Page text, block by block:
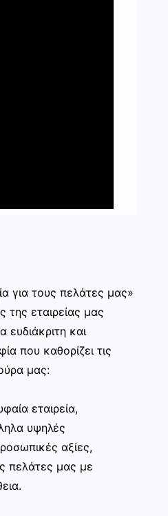
για τους πελάτες μας»
της εταιρείας μας
ευδιάκριτη και
που καθορίζει τις
μας:
εταιρεία,
υψηλές
αξίες,
πελάτες μας με